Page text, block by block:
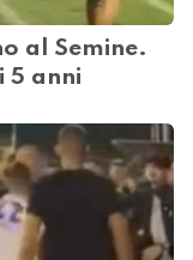
al Semine.
5 anni